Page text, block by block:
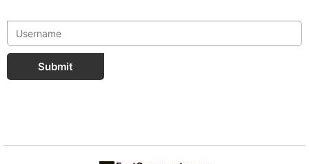
Submit